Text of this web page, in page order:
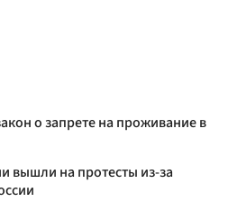
о запрете на проживание в
вышли на протесты из-за